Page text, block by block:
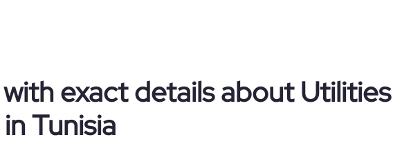
pour une solution de
de qualité supérieure.
Self-Owned
exact details about Utilities
Tunisia